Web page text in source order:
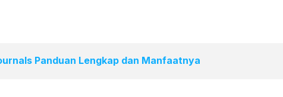
Panduan Lengkap dan Manfaatnya